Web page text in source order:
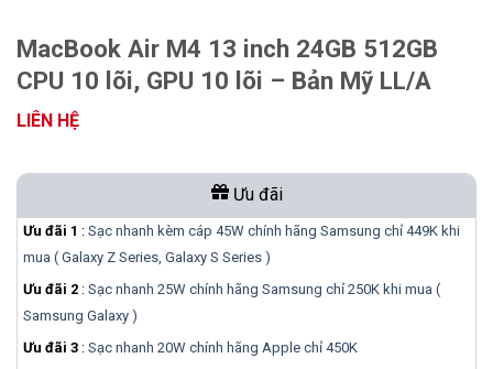
MacBook Air M4 13 inch 24GB 512GB
CPU 10 lõi, GPU 10 lõi – Bản Mỹ LL/A
LIÊN HỆ
Ưu đãi
Ưu đãi 1 : Sạc nhanh kèm cáp 45W chính hãng Samsung chỉ 449K khi
mua ( Galaxy Z Series, Galaxy S Series )
Ưu đãi 2 : Sạc nhanh 25W chính hãng Samsung chỉ 250K khi mua (
Samsung Galaxy )
Ưu đãi 3 : Sạc nhanh 20W chính hãng Apple chỉ 450K